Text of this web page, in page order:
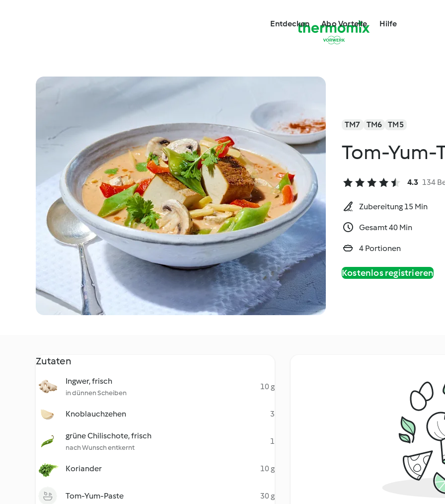
Entdecken Abo Vorteile Hilfe
TM7 TM6 TM5
Tom-Yum-
4.3 134
Zubereitung 15 Min
Gesamt 40 Min
4 Portionen
Kostenlos registrieren
Zutaten
Ingwer, frisch
in dünnen Scheiben
10 g
Knoblauchzehen 3
grüne Chilischote, frisch
nach Wunsch entkernt
1
Koriander 10 g
Tom-Yum-Paste 30 g